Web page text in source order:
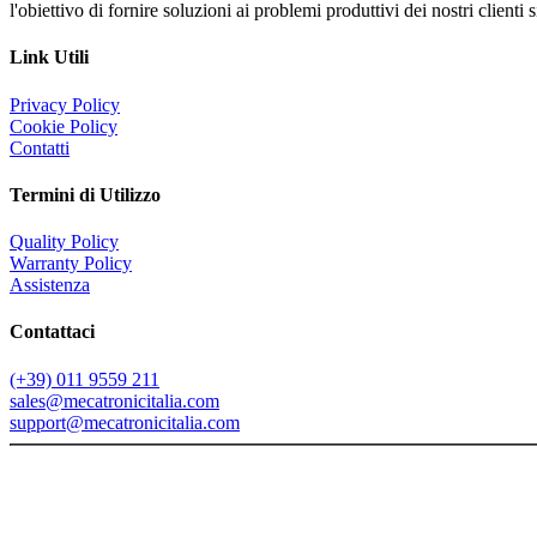
l'obiettivo di fornire soluzioni ai problemi produttivi dei nostri clienti
Link Utili
Privacy Policy
Cookie Policy
Contatti
Termini di Utilizzo
Quality Policy
Warranty Policy
Assistenza
Contattaci
(+39) 011 9559 211
sales@mecatronicitalia.com
support@mecatronicitalia.com